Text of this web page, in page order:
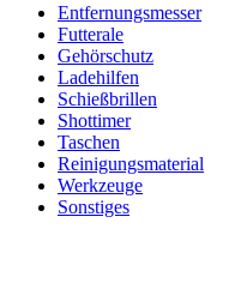
Entfernungsmesser
Futterale
Gehörschutz
Ladehilfen
Schießbrillen
Shottimer
Taschen
Reinigungsmaterial
Werkzeuge
Sonstiges